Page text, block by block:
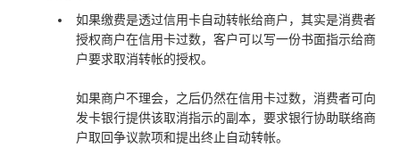
如果缴费是透过信用卡自动转帐给商户，其实是消费者
授权商户在信用卡过数，客户可以写一份书面指示给商
户要求取消转帐的授权。
如果商户不理会，之后仍然在信用卡过数，消费者可向
发卡银行提供该取消指示的副本，要求银行协助联络商
户取回争议款项和提出终止自动转帐。